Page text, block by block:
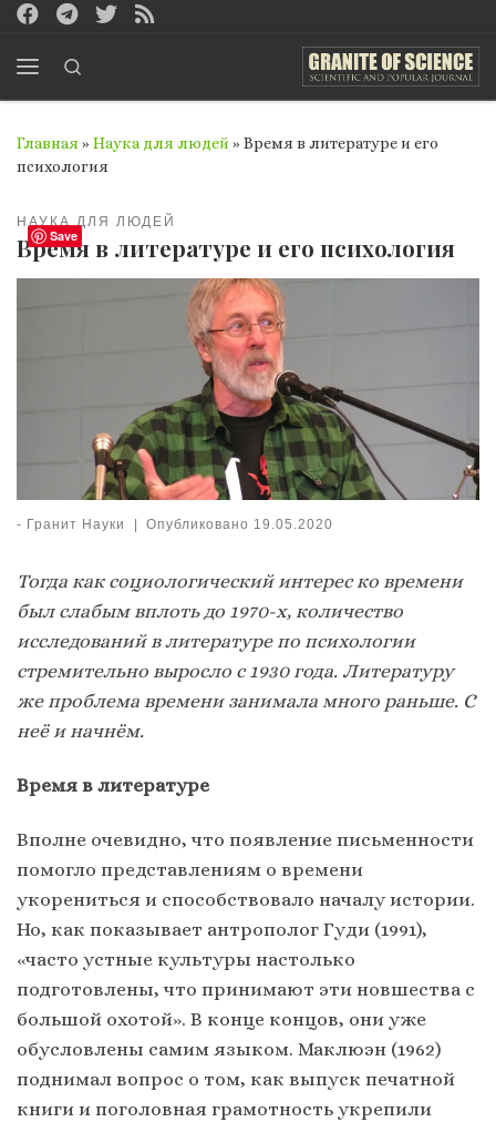
Перейти к содержимому
Главная » Наука для людей » Время в литературе и его
психология
НАУКА ДЛЯ ЛЮДЕЙ
Время в литературе и его психология
- Гранит Науки | Опубликовано 19.05.2020
Тогда как социологический интерес ко времени
был слабым вплоть до 1970-х, количество
исследований в литературе по психологии
стремительно выросло с 1930 года. Литературу
же проблема времени занимала много раньше. С
неё и начнём.
Время в литературе
Вполне очевидно, что появление письменности
помогло представлениям о времени
укорениться и способствовало началу истории.
Но, как показывает антрополог Гуди (1991),
«часто устные культуры настолько
подготовлены, что принимают эти новшества с
большой охотой». В конце концов, они уже
обусловлены самим языком. Маклюэн (1962)
поднимал вопрос о том, как выпуск печатной
книги и поголовная грамотность укрепили
Save